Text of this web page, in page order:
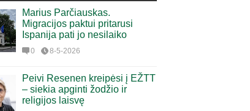
Marius Parčiauskas.
Migracijos paktui pritarusi
Ispanija pati jo nesilaiko
0 8-5-2026
Peivi Resenen kreipėsi į EŽTT
– siekia apginti žodžio ir
religijos laisvę